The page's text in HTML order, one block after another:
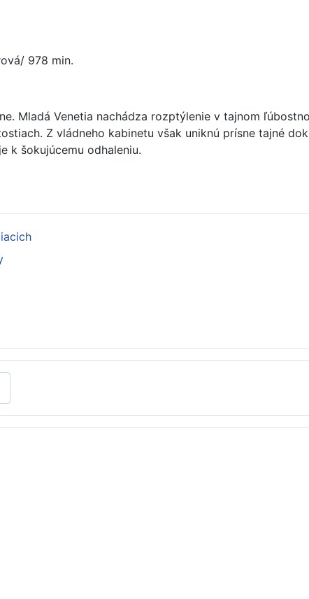
978 min.
Mladá Venetia nachádza rozptýlenie v tajnom
Z vládneho kabinetu však uniknú prísne tajné
k šokujúcemu odhaleniu.
for results.